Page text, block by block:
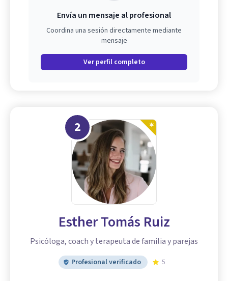
Envía un mensaje al profesional
Coordina una sesión directamente mediante
mensaje
Ver perfil completo
2
Esther Tomás Ruiz
Psicóloga, coach y terapeuta de familia y parejas
Profesional verificado 5